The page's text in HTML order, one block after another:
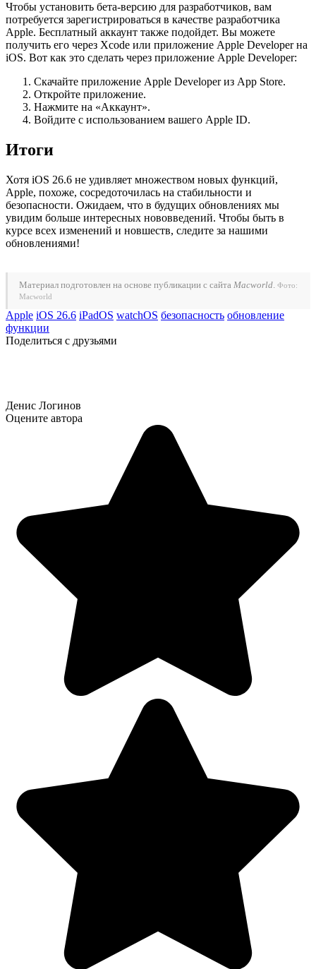
Чтобы установить бета-версию для разработчиков, вам
потребуется зарегистрироваться в качестве разработчика
Apple. Бесплатный аккаунт также подойдет. Вы можете
получить его через Xcode или приложение Apple Developer на
iOS. Вот как это сделать через приложение Apple Developer:
Скачайте приложение Apple Developer из App Store.
Откройте приложение.
Нажмите на «Аккаунт».
Войдите с использованием вашего Apple ID.
Итоги
Хотя iOS 26.6 не удивляет множеством новых функций,
Apple, похоже, сосредоточилась на стабильности и
безопасности. Ожидаем, что в будущих обновлениях мы
увидим больше интересных нововведений. Чтобы быть в
курсе всех изменений и новшеств, следите за нашими
обновлениями!
Материал подготовлен на основе публикации с сайта Macworld. Фото:
Macworld
Apple iOS 26.6 iPadOS watchOS безопасность обновление
функции
Поделиться с друзьями
Денис Логинов
Оцените автора